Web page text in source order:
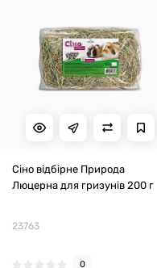
Сіно відбірне Природа
Люцерна для гризунів 200 г
23763
0